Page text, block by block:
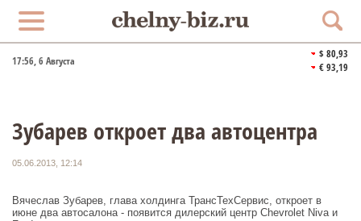
17:56, 6 Августа
$ 80,93
€ 93,19
Зубарев откроет два автоцентра
05.06.2013, 12:14
Вячеслав Зубарев, глава холдинга ТрансТехСервис, откроет в
июне два автосалона - появится дилерский центр Chevrolet Niva и